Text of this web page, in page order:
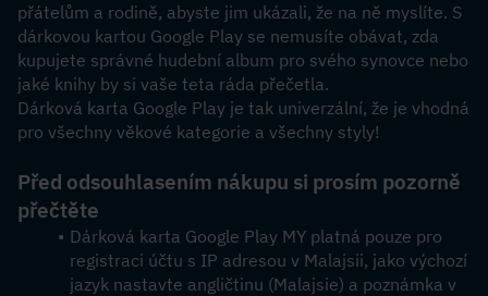
přátelům a rodině, abyste jim ukázali, že na ně myslíte. S
dárkovou kartou Google Play se nemusíte obávat, zda
kupujete správné hudební album pro svého synovce nebo
jaké knihy by si vaše teta ráda přečetla.
Dárková karta Google Play je tak univerzální, že je vhodná
pro všechny věkové kategorie a všechny styly!
Před odsouhlasením nákupu si prosím pozorně
přečtěte
Dárková karta Google Play MY platná pouze pro
registraci účtu s IP adresou v Malajsii, jako výchozí
jazyk nastavte angličtinu (Malajsie) a poznámka v